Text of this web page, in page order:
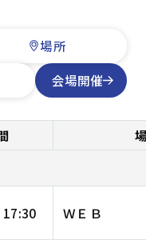
場所
会場開催
17:30 ＷＥＢ